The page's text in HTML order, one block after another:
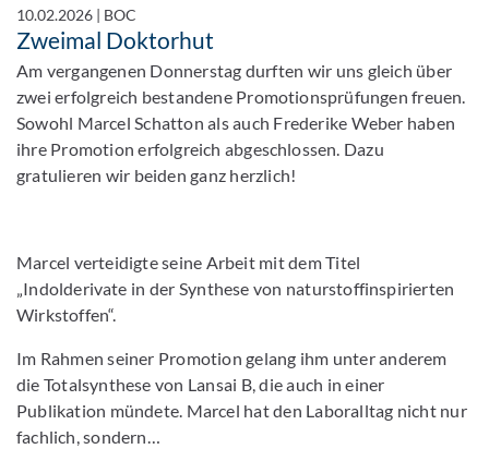
10.02.2026 | BOC
Zweimal Doktorhut
Am vergangenen Donnerstag durften wir uns gleich über
zwei erfolgreich bestandene Promotionsprüfungen freuen.
Sowohl Marcel Schatton als auch Frederike Weber haben
ihre Promotion erfolgreich abgeschlossen. Dazu
gratulieren wir beiden ganz herzlich!
Marcel verteidigte seine Arbeit mit dem Titel
„Indolderivate in der Synthese von naturstoffinspirierten
Wirkstoffen“.
Im Rahmen seiner Promotion gelang ihm unter anderem
die Totalsynthese von Lansai B, die auch in einer
Publikation mündete. Marcel hat den Laboralltag nicht nur
fachlich, sondern…